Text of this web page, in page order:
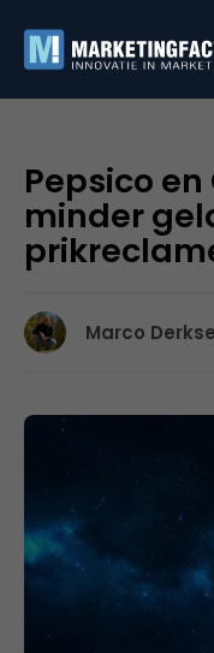
Pepsico
minder
Marco